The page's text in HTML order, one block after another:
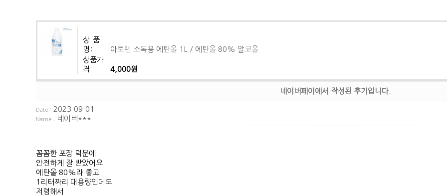
상 품
명:
아토렌 소독용 에탄올 1L / 에탄올 80% 알코올
상품가
격:
4,000원
네이버페이에서 작성된 후기입니다.
Date : 2023-09-01
Name : 네이버***
꼼꼼한 포장 덕분에
안전하게 잘 받았어요.
에탄올 80%라 좋고
1리터짜리 대용량인데도
저렴해서